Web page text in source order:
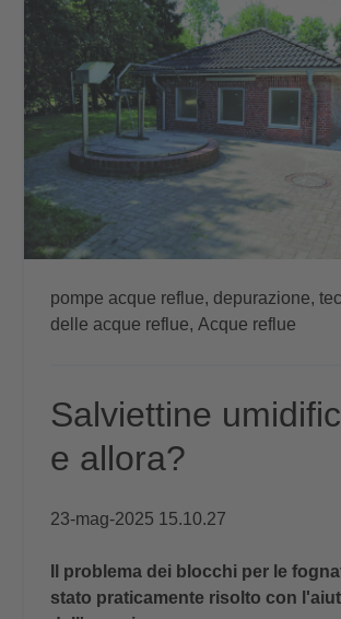
pompe acque reflue, depurazione,
delle acque reflue, Acque reflue
Salviettine
e allora?
23-mag-2025 15.10.27
Il problema dei blocchi per le
stato praticamente risolto con